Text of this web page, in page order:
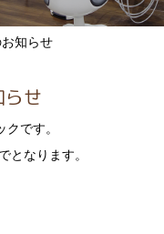
知らせ
らせ
です。
となります。